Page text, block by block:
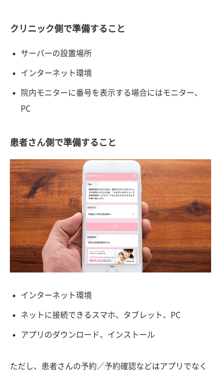
クリニック側で準備すること
サーバーの設置場所
インターネット環境
院内モニターに番号を表示する場合にはモニター、
PC
患者さん側で準備すること
インターネット環境
ネットに接続できるスマホ、タブレット、PC
アプリのダウンロード、インストール
ただし、患者さんの予約／予約確認などはアプリでなく